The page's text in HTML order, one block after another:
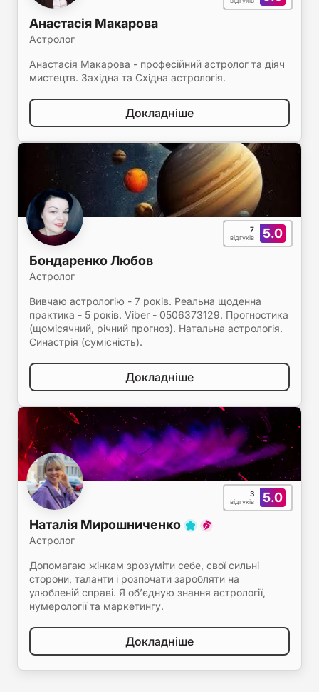
Анастасія Макарова
Астролог
Анастасія Макарова - професійний астролог та діяч
мистецтв. Західна та Східна астрологія.
Докладніше
5.0
7
відгуків
Бондаренко Любов
Астролог
Вивчаю астрологію - 7 років. Реальна щоденна
практика - 5 років. Viber - 0506373129. Прогностика
(щомісячний, річний прогноз). Натальна астрологія.
Синастрія (сумісність).
Докладніше
5.0
3
відгуків
Наталія Мирошниченко
Астролог
Допомагаю жінкам зрозуміти себе, свої сильні
сторони, таланти і розпочати заробляти на
улюбленій справі. Я об’єдную знання астрології,
нумерології та маркетингу.
Докладніше